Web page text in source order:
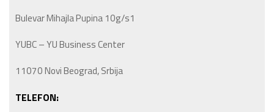
Bulevar Mihajla Pupina 10g/s1
YUBC – YU Business Center
11070 Novi Beograd, Srbija
TELEFON: